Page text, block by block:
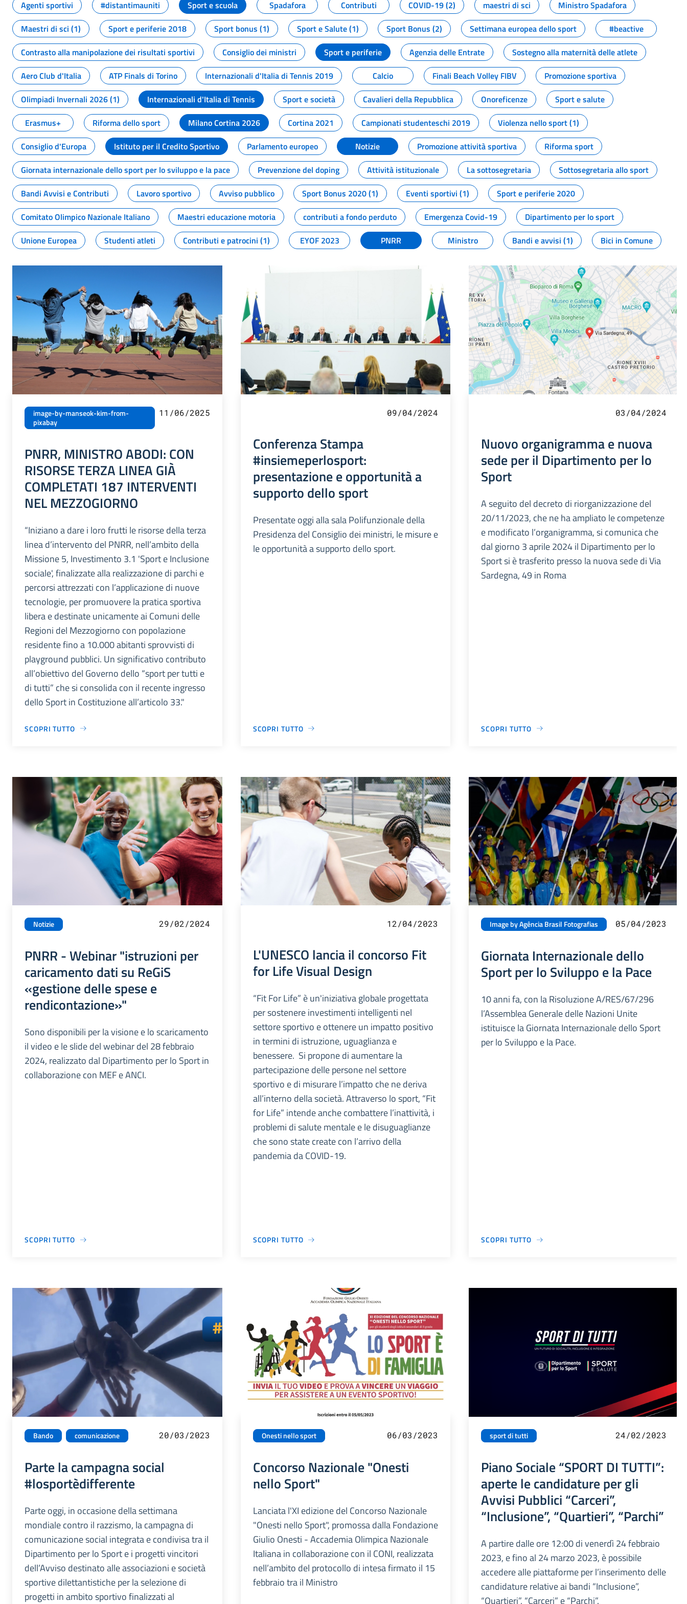
Agenti sportivi
#distantimauniti Sport e scuola Spadafora Contributi COVID-19 (2) maestri di sci
Ministro Spadafora
Maestri di sci (1)
Sport e periferie 2018 Sport bonus (1) Sport e Salute (1) Sport Bonus (2) Settimana europea dello sport
#beactive
Contrasto alla manipolazione dei risultati sportivi
Consiglio dei ministri Sport e periferie Agenzia delle Entrate
Sostegno alla maternità delle atlete
Aero Club d'Italia
ATP Finals di Torino Internazionali d'Italia di Tennis 2019 Calcio Finali Beach Volley FIBV
Promozione sportiva
Olimpiadi Invernali 2026 (1)
Internazionali d'Italia di Tennis Sport e società Cavalieri della Repubblica Onoreficenze
Sport e salute
Erasmus+
Riforma dello sport Milano Cortina 2026 Cortina 2021 Campionati studenteschi 2019
Violenza nello sport (1)
Consiglio d'Europa
Istituto per il Credito Sportivo Parlamento europeo Notizie Promozione attività sportiva
Riforma sport
Giornata internazionale dello sport per lo sviluppo e la pace
Prevenzione del doping Attività istituzionale La sottosegretaria
Sottosegretaria allo sport
Bandi Avvisi e Contributi
Lavoro sportivo Avviso pubblico Sport Bonus 2020 (1) Eventi sportivi (1)
Sport e periferie 2020
Comitato Olimpico Nazionale Italiano
Maestri educazione motoria contributi a fondo perduto Emergenza Covid-19
Dipartimento per lo sport
Unione Europea
Studenti atleti Contributi e patrocini (1) EYOF 2023 PNRR Ministro Bandi e avvisi (1) Bici in Comune
image-by-manseok-kim-from-
pixabay
11/06/2025
PNRR, MINISTRO ABODI: CON
RISORSE TERZA LINEA GIÀ
COMPLETATI 187 INTERVENTI
NEL MEZZOGIORNO
“Iniziano a dare i loro frutti le risorse della terza
linea d’intervento del PNRR, nell’ambito della
Missione 5, Investimento 3.1 'Sport e Inclusione
sociale', finalizzate alla realizzazione di parchi e
percorsi attrezzati con l’applicazione di nuove
tecnologie, per promuovere la pratica sportiva
libera e destinate unicamente ai Comuni delle
Regioni del Mezzogiorno con popolazione
residente fino a 10.000 abitanti sprovvisti di
playground pubblici. Un significativo contributo
all’obiettivo del Governo dello “sport per tutti e
di tutti” che si consolida con il recente ingresso
dello Sport in Costituzione all’articolo 33."
SCOPRI TUTTO
09/04/2024
Conferenza Stampa
#insiemeperlosport:
presentazione e opportunità a
supporto dello sport
Presentate oggi alla sala Polifunzionale della
Presidenza del Consiglio dei ministri, le misure e
le opportunità a supporto dello sport.
SCOPRI TUTTO
03/04/2024
Nuovo organigramma e nuova
sede per il Dipartimento per lo
Sport
A seguito del decreto di riorganizzazione del
20/11/2023, che ne ha ampliato le competenze
e modificato l’organigramma, si comunica che
dal giorno 3 aprile 2024 il Dipartimento per lo
Sport si è trasferito presso la nuova sede di Via
Sardegna, 49 in Roma
SCOPRI TUTTO
Notizie 29/02/2024
PNRR - Webinar "istruzioni per
caricamento dati su ReGiS
«gestione delle spese e
rendicontazione»"
Sono disponibili per la visione e lo scaricamento
il video e le slide del webinar del 28 febbraio
2024, realizzato dal Dipartimento per lo Sport in
collaborazione con MEF e ANCI.
SCOPRI TUTTO
12/04/2023
L'UNESCO lancia il concorso Fit
for Life Visual Design
“Fit For Life” è un'iniziativa globale progettata
per sostenere investimenti intelligenti nel
settore sportivo e ottenere un impatto positivo
in termini di istruzione, uguaglianza e
benessere. Si propone di aumentare la
partecipazione delle persone nel settore
sportivo e di misurare l’impatto che ne deriva
all’interno della società. Attraverso lo sport, “Fit
for Life” intende anche combattere l’inattività, i
problemi di salute mentale e le disuguaglianze
che sono state create con l’arrivo della
pandemia da COVID-19.
SCOPRI TUTTO
Image by Agência Brasil Fotografias 05/04/2023
Giornata Internazionale dello
Sport per lo Sviluppo e la Pace
10 anni fa, con la Risoluzione A/RES/67/296
l’Assemblea Generale delle Nazioni Unite
istituisce la Giornata Internazionale dello Sport
per lo Sviluppo e la Pace.
SCOPRI TUTTO
Bando comunicazione 20/03/2023
Parte la campagna social
#losportèdifferente
Parte oggi, in occasione della settimana
mondiale contro il razzismo, la campagna di
comunicazione social integrata e condivisa tra il
Dipartimento per lo Sport e i progetti vincitori
dell’Avviso destinato alle associazioni e società
sportive dilettantistiche per la selezione di
progetti in ambito sportivo finalizzati al
Onesti nello sport 06/03/2023
Concorso Nazionale "Onesti
nello Sport"
Lanciata l'XI edizione del Concorso Nazionale
"Onesti nello Sport", promossa dalla Fondazione
Giulio Onesti - Accademia Olimpica Nazionale
Italiana in collaborazione con il CONI, realizzata
nell’ambito del protocollo di intesa firmato il 15
febbraio tra il Ministro
sport di tutti 24/02/2023
Piano Sociale “SPORT DI TUTTI”:
aperte le candidature per gli
Avvisi Pubblici “Carceri”,
“Inclusione”, “Quartieri”, “Parchi”
A partire dalle ore 12:00 di venerdì 24 febbraio
2023, e fino al 24 marzo 2023, è possibile
accedere alle piattaforme per l’inserimento delle
candidature relative ai bandi “Inclusione”,
“Quartieri”, “Carceri” e “Parchi”.